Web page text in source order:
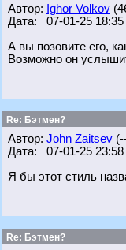
Автор: Ighor Volkov
Дата: 07-01-25 18:35
А вы позовите его,
Возможно он
Re: Бэтмен?
Автор: John Zaitsev
Дата: 07-01-25 23:58
Я бы этот стиль
Re: Бэтмен?